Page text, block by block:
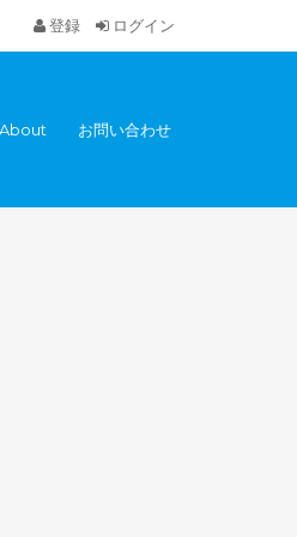
登録 ログイン
About お問い合わせ